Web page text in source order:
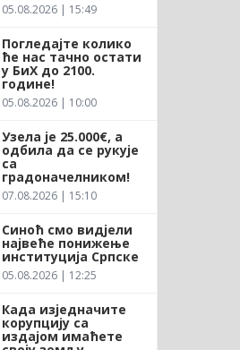
05.08.2026 | 15:49
Погледајте колико
ће нас тачно остати
у БиХ до 2100.
године!
05.08.2026 | 10:00
Узела је 25.000€, а
одбила да се рукује
са
градоначелником!
07.08.2026 | 15:10
Синоћ смо видјели
највеће понижење
институција Српске
05.08.2026 | 12:25
Када изједначите
корупцију са
издајом имаћете